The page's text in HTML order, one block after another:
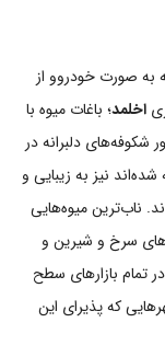
به صورت خودروو از
اخلمد؛ باغات میوه با
شکوفه‌های دلبرانه در
نیز به زیبایی و
ناب‌ترین میوه‌هایی
سرخ و شیرین و
تمام بازارهای سطح
که پذیرای این